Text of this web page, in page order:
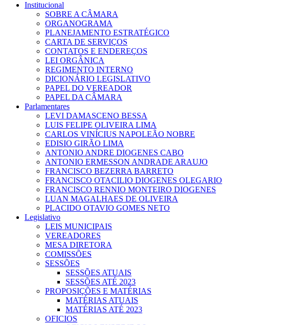
Institucional
SOBRE A CÂMARA
ORGANOGRAMA
PLANEJAMENTO ESTRATÉGICO
CARTA DE SERVIÇOS
CONTATOS E ENDEREÇOS
LEI ORGÂNICA
REGIMENTO INTERNO
DICIONÁRIO LEGISLATIVO
PAPEL DO VEREADOR
PAPEL DA CÂMARA
Parlamentares
LEVI DAMASCENO BESSA
LUIS FELIPE OLIVEIRA LIMA
CARLOS VINÍCIUS NAPOLEÃO NOBRE
EDISIO GIRÃO LIMA
ANTONIO ANDRE DIOGENES CABO
ANTONIO ERMESSON ANDRADE ARAUJO
FRANCISCO BEZERRA BARRETO
FRANCISCO OTACILIO DIOGENES OLEGARIO
FRANCISCO RENNIO MONTEIRO DIOGENES
LUAN MAGALHAES DE OLIVEIRA
PLACIDO OTAVIO GOMES NETO
Legislativo
LEIS MUNICIPAIS
VEREADORES
MESA DIRETORA
COMISSÕES
SESSÕES
SESSÕES ATUAIS
SESSÕES ATÉ 2023
PROPOSIÇÕES E MATÉRIAS
MATÉRIAS ATUAIS
MATÉRIAS ATÉ 2023
OFICIOS